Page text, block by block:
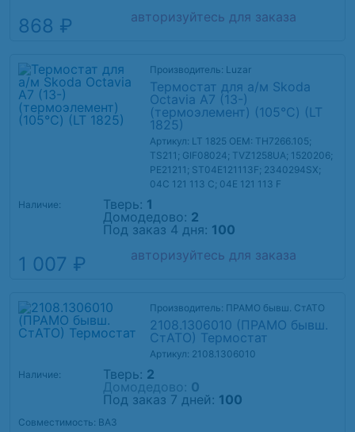
868 ₽ авторизуйтесь для заказа
Производитель: Luzar
Термостат для а/м Skoda
Octavia A7 (13-)
(термоэлемент) (105°С) (LT
1825)
Артикул: LT 1825 OEM: TH7266.105;
TS211; GIF08024; TVZ1258UA; 1520206;
PE21211; ST04E121113F; 2340294SX;
04C 121 113 C; 04E 121 113 F
Наличие:
Тверь: 1
Домодедово: 2
Под заказ 4 дня: 100
1 007 ₽ авторизуйтесь для заказа
Производитель: ПРАМО бывш. СтАТО
2108.1306010 (ПРАМО бывш.
СтАТО) Термостат
Артикул: 2108.1306010
Наличие:
Тверь: 2
Домодедово: 0
Под заказ 7 дней: 100
Совместимость: ВАЗ